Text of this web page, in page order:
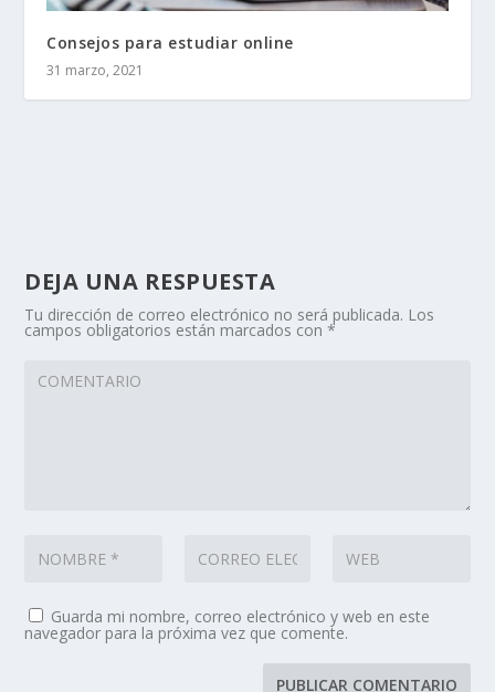
Consejos para estudiar online
31 marzo, 2021
DEJA UNA RESPUESTA
Tu dirección de correo electrónico no será publicada. Los
campos obligatorios están marcados con*
Guarda mi nombre, correo electrónico y web en este
navegador para la próxima vez que comente.